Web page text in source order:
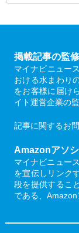
掲載記事の監
マイナビニュー
おける水まわり
をお客様に届け
イト運営企業の
記事に関するお
Amazonアソ
マイナビニュー
を宣伝しリンク
段を提供するこ
である、Amazon